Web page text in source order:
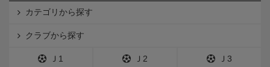
カテゴリから探す
クラブから探す
Ｊ1 Ｊ2 Ｊ3